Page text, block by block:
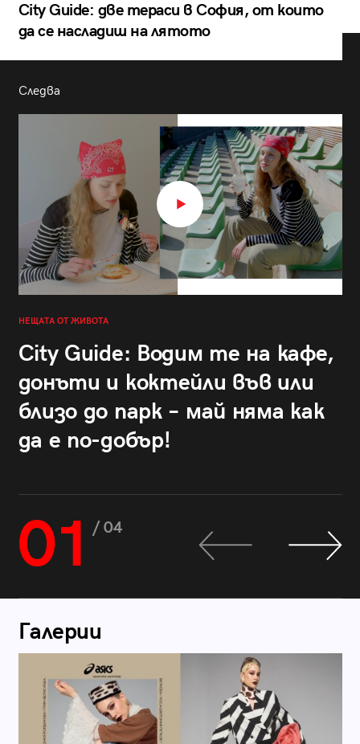
City Guide: две тераси в София, от които
да се насладиш на лятото
Следва
НЕЩАТА ОТ ЖИВОТА
City Guide: Водим те на кафе,
донъти и коктейли във или
близо до парк – май няма как
да е по-добър!
01 / 04
Галерии